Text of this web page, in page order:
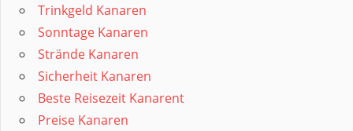
Trinkgeld Kanaren
Sonntage Kanaren
Strände Kanaren
Sicherheit Kanaren
Beste Reisezeit Kanarent
Preise Kanaren